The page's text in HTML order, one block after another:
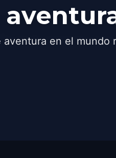
en el mundo